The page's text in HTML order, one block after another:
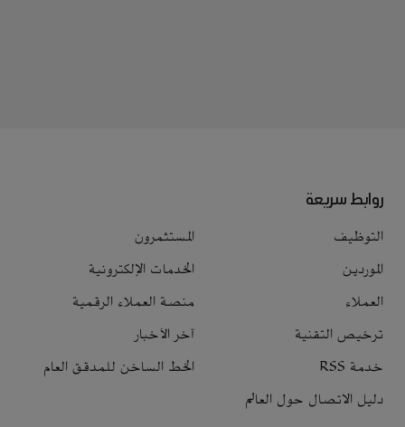
روابط سريعة
التوظيف
المستثمرون
الموردين
الخدمات الإلكترونية
العملاء
منصة العملاء الرقمية
ترخيص التقنية
آخر الأخبار
خدمة RSS
الخط الساخن للمدقق العام
دليل الاتصال حول العالم